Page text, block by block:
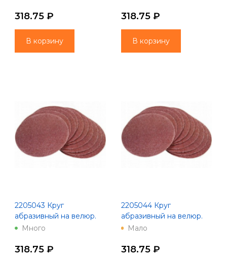
318.75 ₽
В корзину
318.75 ₽
В корзину
2205043 Круг
абразивный на велюр.
осн.,зер.80, 10шт.,d125, 8
Много
318.75 ₽
2205044 Круг
абразивный на велюр.
осн.,зер.100, 10шт.,d125,
Мало
318.75 ₽